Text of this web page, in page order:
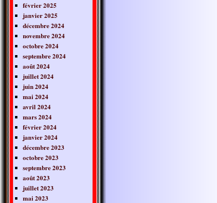
février 2025
janvier 2025
décembre 2024
novembre 2024
octobre 2024
septembre 2024
août 2024
juillet 2024
juin 2024
mai 2024
avril 2024
mars 2024
février 2024
janvier 2024
décembre 2023
octobre 2023
septembre 2023
août 2023
juillet 2023
mai 2023